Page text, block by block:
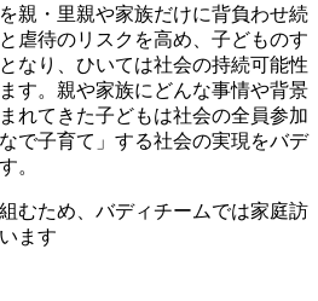
親・里親や家族だけに背負わせ続
虐待のリスクを高め、子どものす
なり、ひいては社会の持続可能性
す。親や家族にどんな事情や背景
れてきた子どもは社会の全員参加
で子育て」する社会の実現をバデ
。
むため、バディチームでは家庭訪
ます